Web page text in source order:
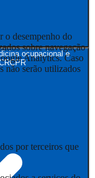
ocupacional e
o desempenho do
sobre navegação
Analytics. Caso
não serão utilizados
por terceiros que